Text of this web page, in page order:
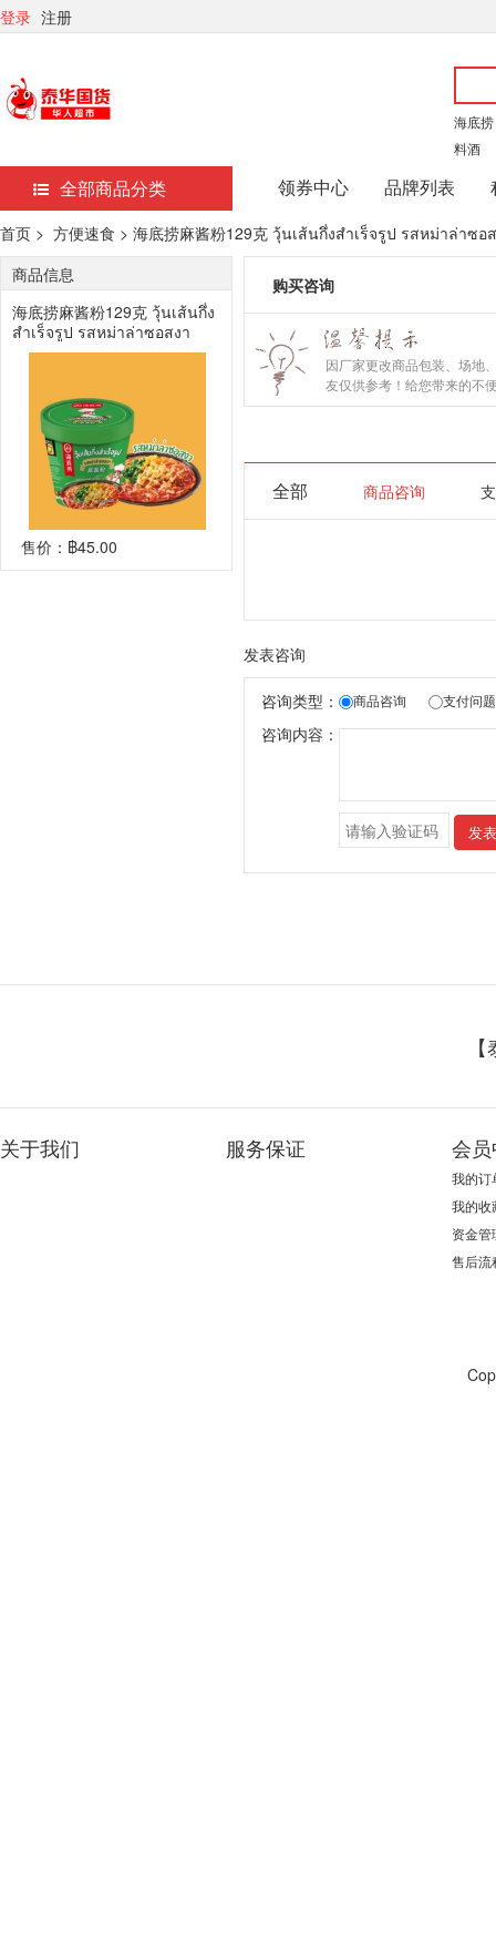
登录 注册
海底捞
料酒
全部商品分类 领券中心 品牌列表
首页 > 方便速食 > 海底捞麻酱粉129克 วุ้นเส้นกึ่งสำเร็จรูป รสหม่าล่าซอ
购买咨询
因厂家更改商品包装、场地
友仅供参考！给您带来的不
全部 商品咨询
发表咨询
咨询类型： 商品咨询 支付问题
咨询内容：
发
商品信息
海底捞麻酱粉129克 วุ้นเส้นกึ่ง
สำเร็จรูป รสหม่าล่าซอสงา
129 กรัม
售价： ฿45.00
关于我们 服务保证 会
我的订
我的收
资金管
售后流